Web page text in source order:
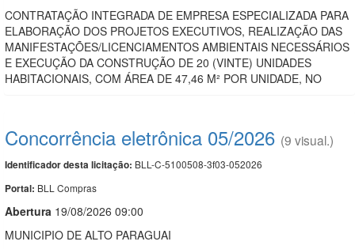
CONTRATAÇÃO INTEGRADA DE EMPRESA ESPECIALIZADA PARA
ELABORAÇÃO DOS PROJETOS EXECUTIVOS, REALIZAÇÃO DAS
MANIFESTAÇÕES/LICENCIAMENTOS AMBIENTAIS NECESSÁRIOS
E EXECUÇÃO DA CONSTRUÇÃO DE 20 (VINTE) UNIDADES
HABITACIONAIS, COM ÁREA DE 47,46 M² POR UNIDADE, NO
Concorrência eletrônica 05/2026 (9 visual.)
Identificador desta licitação: BLL-C-5100508-3f03-052026
Portal: BLL Compras
Abertura 19/08/2026 09:00
MUNICIPIO DE ALTO PARAGUAI